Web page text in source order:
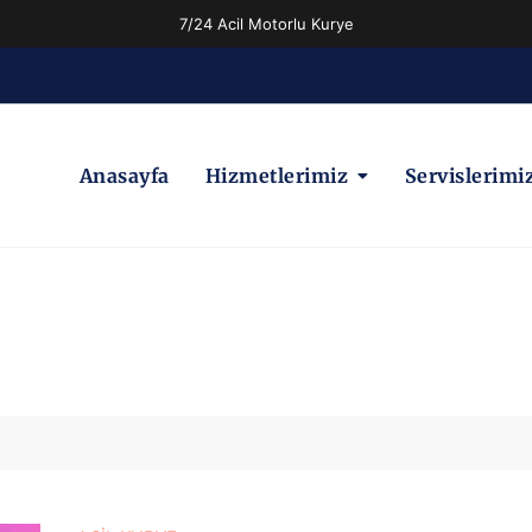
7/24 Acil Motorlu Kurye
Anasayfa Hizmetlerimiz